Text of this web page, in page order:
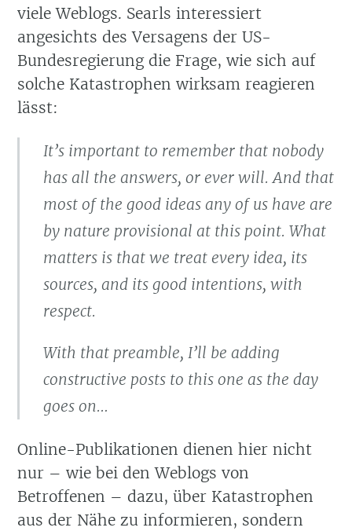
viele Weblogs. Searls interessiert
angesichts des Versagens der US-
Bundesregierung die Frage, wie sich auf
solche Katastrophen wirksam reagieren
lässt:
It’s important to remember that nobody
has all the answers, or ever will. And that
most of the good ideas any of us have are
by nature provisional at this point. What
matters is that we treat every idea, its
sources, and its good intentions, with
respect.
With that preamble, I’ll be adding
constructive posts to this one as the day
goes on…
Online-Publikationen dienen hier nicht
nur – wie bei den Weblogs von
Betroffenen – dazu, über Katastrophen
aus der Nähe zu informieren, sondern